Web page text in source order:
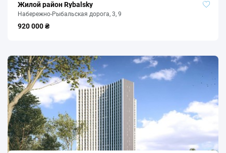
Школа №17
Поліція
Подільське УП ГУНП 193 м
СБУ 196 м
УБОЗ Київської області 216 м
УДСО Подільського району
Садочки
Жилой район Rybalsky
Набережно-Рыбальская дорога, 3, 9
920 000 ₴